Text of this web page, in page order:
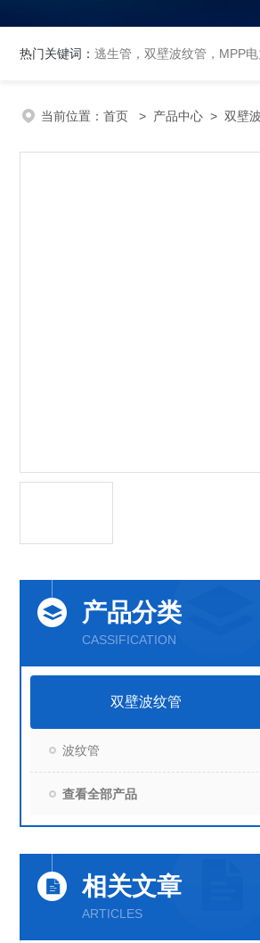
热门关键词： 逃生管，双壁波纹管，MPP
当前位置： 首页 > 产品中心 > 双壁
产品分类
CASSIFICATION
双壁波纹管
波纹管
查看全部产品
相关文章
ARTICLES